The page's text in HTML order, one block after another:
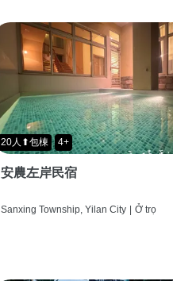
20人⬆包棟 4+
安農左岸民宿
Sanxing Township, Yilan City | Ở trọ